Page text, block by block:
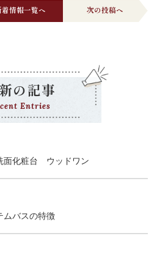
着情報一覧へ 次の投稿へ
の記事
Entries
面化粧台 ウッドワン
ムバスの特徴